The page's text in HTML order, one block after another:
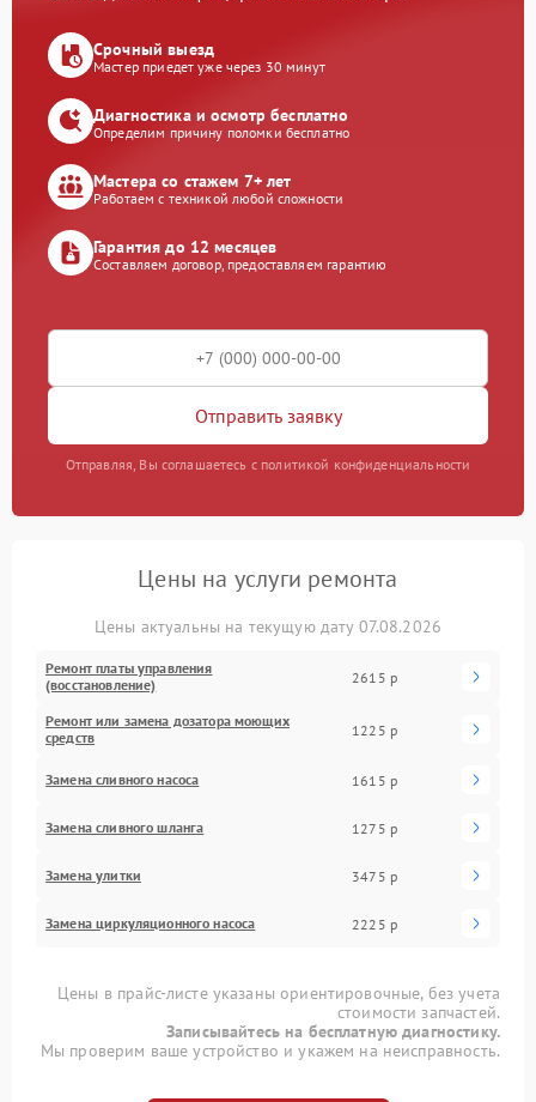
Срочный выезд
Мастер приедет уже через 30 минут
Диагностика и осмотр бесплатно
Определим причину поломки бесплатно
Мастера со стажем 7+ лет
Работаем с техникой любой сложности
Гарантия до 12 месяцев
Составляем договор, предоставляем гарантию
Отправить заявку
Отправляя, Вы соглашаетесь с политикой конфиденциальности
Цены на услуги ремонта
Цены актуальны на текущую дату 07.08.2026
Ремонт платы управления
(восстановление)
2615 р
Ремонт или замена дозатора моющих
средств
1225 р
Замена сливного насоса 1615 р
Замена сливного шланга 1275 р
Замена улитки 3475 р
Замена циркуляционного насоса 2225 р
Цены в прайс-листе указаны ориентировочные, без учета
стоимости запчастей.
Записывайтесь на бесплатную диагностику.
Мы проверим ваше устройство и укажем на неисправность.